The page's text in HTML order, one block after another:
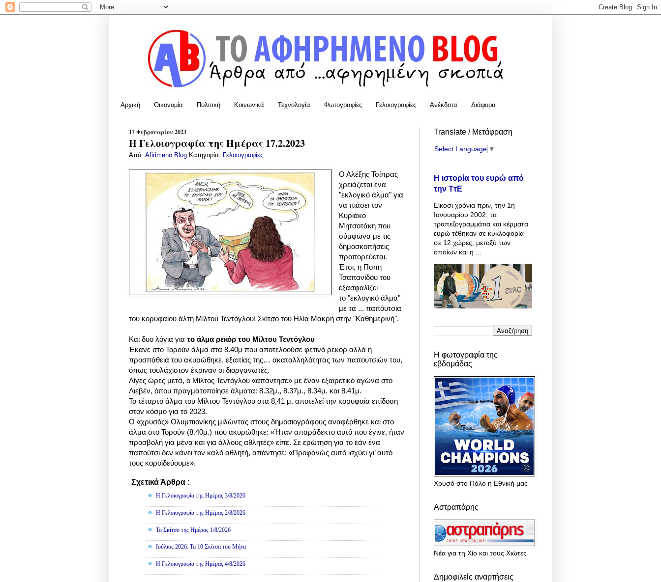
Αρχική Οικονομία Πολιτική Κοινωνικά Τεχνολογία Φωτογραφίες Γελοιογραφίες Ανέκδοτα Διάφορα
17 Φεβρουαρίου 2023
Η Γελοιογραφία της Ημέρας 17.2.2023
Από: Afirimeno Blog Κατηγορία: Γελοιογραφίες
Ο Αλέξης Τσίπρας
χρειάζεται ένα
"εκλογικό άλμα" για
να πιάσει τον
Κυριάκο
Μητσοτάκη που
σύμφωνα με τις
δημοσκοπήσεις
προπορεύεται.
Έτσι, η Ποπη
Τσαπανίδου του
εξασφαλίζει
το"εκλογικό άλμα"
με τα ... παπόυτσια
του κορυφαίου άλτη Μίλτου Τεντόγλου! Σκίτσο του Ηλία Μακρή στην "Καθημερινή".
Και δυο λόγια για το άλμα ρεκόρ του Μίλτου Τεντόγλου
Έκανε στο Τορούν άλμα στα 8.40μ που αποτελοούσε φετινό ρεκόρ αλλά η
προσπάθειά του ακυρώθηκε, εξαιτίας της… ακαταλληλότητας των παπουτσιών του,
όπως τουλάχιστον έκριναν οι διοργανωτές.
Λίγες ώρες μετά, ο Μίλτος Τεντόγλου «απάντησε» με έναν εξαιρετικό αγώνα στο
Λιεβέν, όπου πραγματοποίησε άλματα: 8.32μ., 8.37μ., 8.34μ. και 8.41μ.
Το τέταρτο άλμα του Μίλτου Τεντόγλου στα 8,41 μ. αποτελεί την κορυφαία επίδοση
στον κόσμο για το 2023.
O «χρυσός» Ολυμπιονίκης μιλώντας στους δημοσιογράφους αναφέρθηκε και στο
άλμα στο Τορούν (8.40μ.) που ακυρώθηκε: «Ήταν απαράδεκτο αυτό που έγινε, ήταν
προσβολή για μένα και για άλλους αθλητές» είπε. Σε ερώτηση για το εάν ένα
παπούτσι δεν κάνει τον καλό αθλητή, απάντησε: «Προφανώς αυτό ισχύει γι’ αυτό
τους κοροϊδεύουμε».
Σχετικά Άρθρα :
Η Γελοιογραφία της Ημέρας 3/8/2026
Η Γελοιογραφία της Ημέρας 2/8/2026
Το Σκίτσο της Ημέρας 1/8/2026
Ιούλιος 2026: Τα 10 Σκίτσα του Μήνα
Η Γελοιογραφία της Ημέρας 4/8/2026
Translate / Μετάφραση
Select Language ▼
Η ιστορία του ευρώ από
την ΤτΕ
Είκοσι χρόνια πριν, την 1η
Ιανουαρίου 2002, τα
τραπεζογραμμάτια και κέρματα
ευρώ τέθηκαν σε κυκλοφορία
σε 12 χώρες, μεταξύ των
οποίων και η ...
Η φωτογραφία της
εβδομάδας
Χρυσό στο Πόλο η Εθνική μας
Αστραπάρης
Νέα για τη Χίο και τους Χιώτες
Δημοφιλείς αναρτήσεις